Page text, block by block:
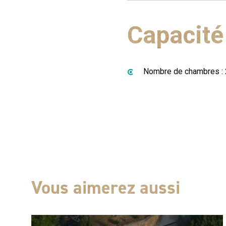
Capacité
Nombre de chambres :
Vous aimerez aussi